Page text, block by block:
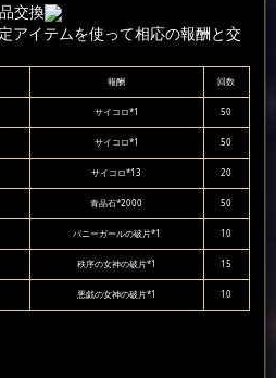
交換
アイテムを使って相応の報酬と交
報酬 回数
サイコロ*1 50
サイコロ*1 50
サイコロ*13 20
青晶石*2000 50
バニーガールの破片*1 10
秩序の女神の破片*1 15
悪戯の女神の破片*1 10